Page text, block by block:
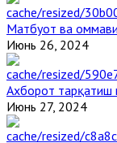
Матбуот ва
Июнь 26, 2024
Ахборот тарқатиш
Июнь 27, 2024